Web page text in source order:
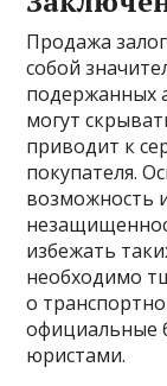
Продажа
собой
подержанных
могут
приводит к
покупателя.
возможность
избежать
необходимо
о
официальные
юристами.